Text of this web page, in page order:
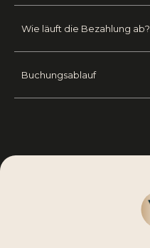
Wie läuft die Bezahlung ab?
Buchungsablauf